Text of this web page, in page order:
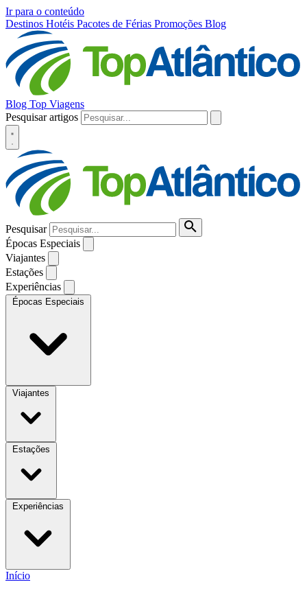
Ir para o conteúdo
Destinos Hotéis Pacotes de Férias Promoções Blog
Blog Top Viagens
Pesquisar artigos
Pesquisar
Épocas Especiais
Viajantes
Estações
Experiências
Épocas Especiais
Viajantes
Estações
Experiências
Início